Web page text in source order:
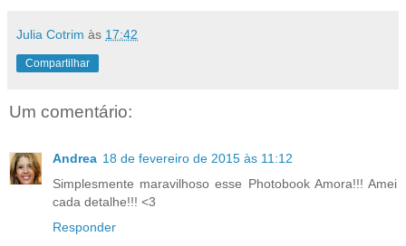
Julia Cotrim às 17:42
Compartilhar
Um comentário:
Andrea 18 de fevereiro de 2015 às 11:12
Simplesmente maravilhoso esse Photobook Amora!!! Amei
cada detalhe!!! <3
Responder